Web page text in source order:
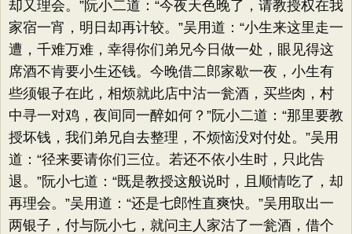
却又理会。”阮小二道：“今夜天色晚了，请教授权在我
家宿一宵，明日却再计较。”吴用道：“小生来这里走一
遭，千难万难，幸得你们弟兄今日做一处，眼见得这
席酒不肯要小生还钱。今晚借二郎家歇一夜，小生有
些须银子在此，相烦就此店中沽一瓮酒，买些肉，村
中寻一对鸡，夜间同一醉如何？”阮小二道：“那里要教
授坏钱，我们弟兄自去整理，不烦恼没对付处。”吴用
道：“径来要请你们三位。若还不依小生时，只此告
退。”阮小七道：“既是教授这般说时，且顺情吃了，却
再理会。”吴用道：“还是七郎性直爽快。”吴用取出一
两银子，付与阮小七，就问主人家沽了一瓮酒，借个